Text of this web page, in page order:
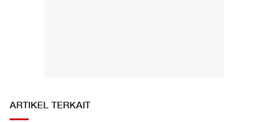
ARTIKEL TERKAIT